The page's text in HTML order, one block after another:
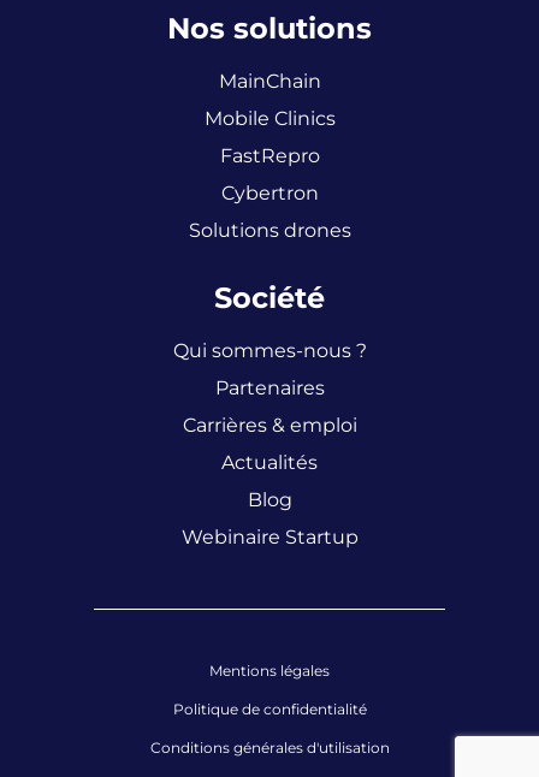
Nos solutions
MainChain
Mobile Clinics
FastRepro
Cybertron
Solutions drones
Société
Qui sommes-nous ?
Partenaires
Carrières & emploi
Actualités
Blog
Webinaire Startup
Mentions légales
Politique de confidentialité
Conditions générales d'utilisation